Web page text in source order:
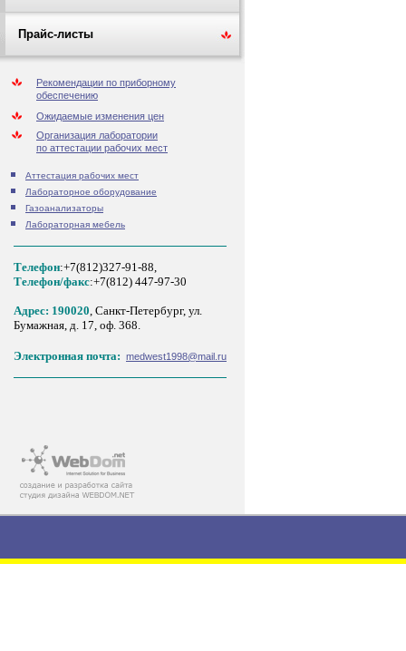
Прайс-листы
Рекомендации по приборному
обеспечению
Ожидаемые изменения цен
Организация лаборатории
по аттестации рабочих мест
Аттестация рабочих мест
Лабораторное оборудование
Газоанализаторы
Лабораторная мебель
Телефон:+7(812)327-91-88,
Tелефон/факс:+7(812) 447-97-30
Адрес: 190020, Санкт-Петербург, ул.
Бумажная, д. 17, оф. 368.
Электронная почта: medwest1998@mail.ru